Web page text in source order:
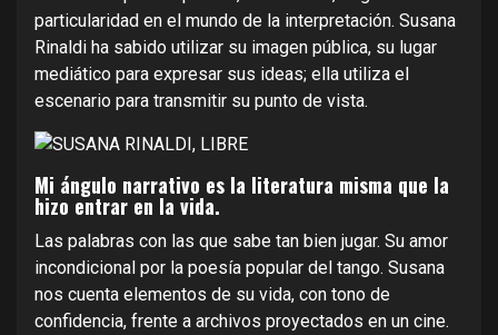
particularidad en el mundo de la interpretación. Susana
Rinaldi ha sabido utilizar su imagen pública, su lugar
mediático para expresar sus ideas; ella utiliza el
escenario para transmitir su punto de vista.
Mi ángulo narrativo es la literatura misma que la
hizo entrar en la vida.
Las palabras con las que sabe tan bien jugar. Su amor
incondicional por la poesía popular del tango. Susana
nos cuenta elementos de su vida, con tono de
confidencia, frente a archivos proyectados en un cine.